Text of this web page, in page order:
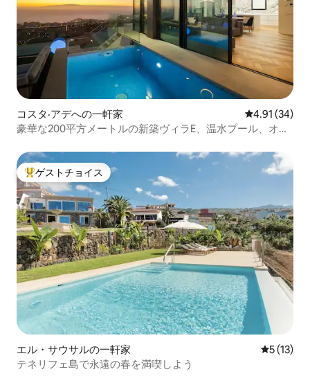
コスタ·アデへの一軒家 レビュー34
4.91 (34)
豪華な200平方メートルの新築ヴィラE、温水プール、オー
大好評のゲストチョイスです。
ゲストチョイス
エル・サウサルの一軒家 レビュー
5 (13)
テネリフェ島で永遠の春を満喫しよう